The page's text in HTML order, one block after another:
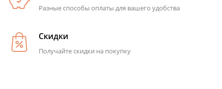
Разные способы оплаты для вашего удобства
Скидки
Получайте скидки на покупку